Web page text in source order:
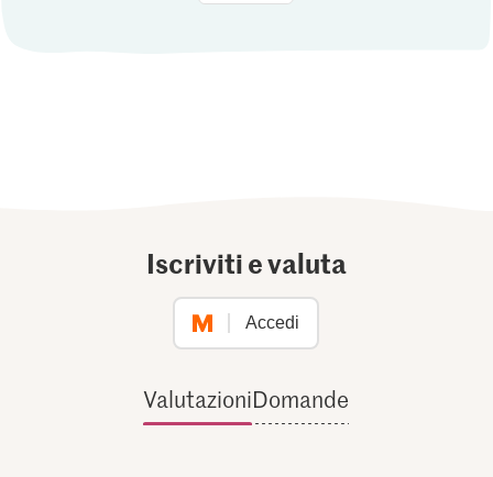
Iscriviti e valuta
Accedi
ValutazioniDomande